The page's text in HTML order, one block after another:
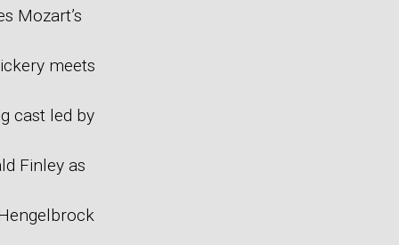
Mozart’s
meets
cast led by
Finley as